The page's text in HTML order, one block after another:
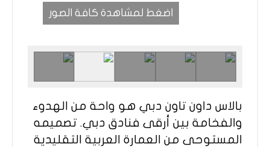
اضغط لمشاهدة كافة الصور
بالاس داون تاون دبي هو واحة من الهدوء
والفخامة بين أرقى فنادق دبي. تصميمه
المستوحى من العمارة العربية التقليدية